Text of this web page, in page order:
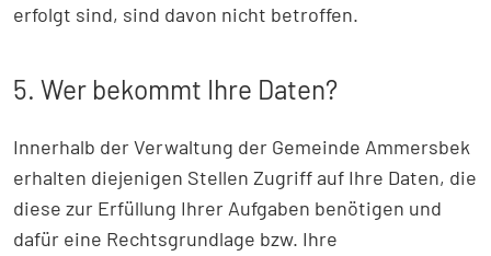
erfolgt sind, sind davon nicht betroffen.
5. Wer bekommt Ihre Daten?
Innerhalb der Verwaltung der Gemeinde Ammersbek
erhalten diejenigen Stellen Zugriff auf Ihre Daten, die
diese zur Erfüllung Ihrer Aufgaben benötigen und
dafür eine Rechtsgrundlage bzw. Ihre